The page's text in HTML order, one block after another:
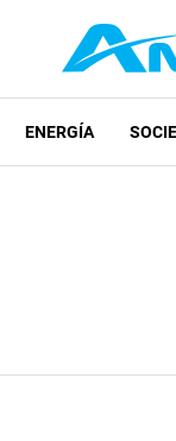
ENERGÍA